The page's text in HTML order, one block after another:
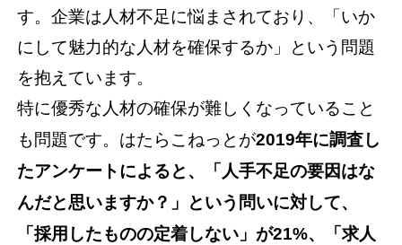
す。企業は人材不足に悩まされており、「いか
にして魅力的な人材を確保するか」という問題
を抱えています。
特に優秀な人材の確保が難しくなっていること
も問題です。はたらこねっとが2019年に調査し
たアンケートによると、「人手不足の要因はな
んだと思いますか？」という問いに対して、
「採用したものの定着しない」が21%、「求人